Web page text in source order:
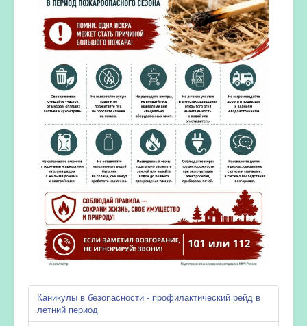
Каникулы в безопасности - профилактический рейд в
летний период